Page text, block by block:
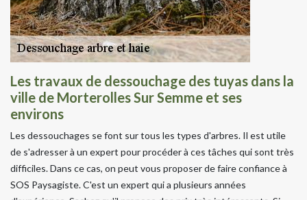
Les travaux de dessouchage des tuyas dans la
ville de Morterolles Sur Semme et ses
environs
Les dessouchages se font sur tous les types d'arbres. Il est utile
de s'adresser à un expert pour procéder à ces tâches qui sont très
difficiles. Dans ce cas, on peut vous proposer de faire confiance à
SOS Paysagiste. C'est un expert qui a plusieurs années